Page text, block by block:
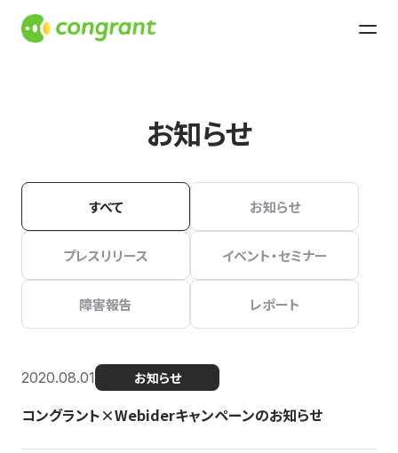
お知らせ
すべて お知らせ
プレスリリース イベント・セミナー
障害報告 レポート
2020.08.01 お知らせ
コングラント×Webiderキャンペーンのお知らせ